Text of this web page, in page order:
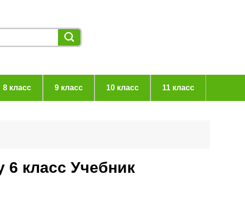
8 класс 9 класс 10 класс 11 класс
класс Учебник